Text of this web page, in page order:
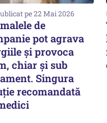
pe 22 Mai 2026
de
pot agrava
și provoca
chiar și sub
Singura
recomandată